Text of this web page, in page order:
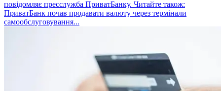
повідомляє пресслужба ПриватБанку. Читайте також:
ПриватБанк почав продавати валюту через термінали
самообслуговування...